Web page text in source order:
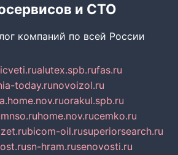
и СТО
компаний по всей России
alutex.spb.rufas.ru
today.runovoizol.ru
orakul.spb.ru
mnso.ruhome.nov.rucemko.ru
bicom-oil.rusuperiorsearch.ru
sn-hram.rusenovosti.ru